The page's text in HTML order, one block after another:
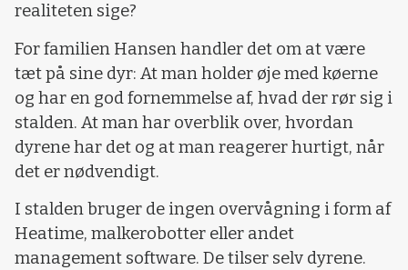
realiteten sige?
For familien Hansen handler det om at være
tæt på sine dyr: At man holder øje med køerne
og har en god fornemmelse af, hvad der rør sig i
stalden. At man har overblik over, hvordan
dyrene har det og at man reagerer hurtigt, når
det er nødvendigt.
I stalden bruger de ingen overvågning i form af
Heatime, malkerobotter eller andet
management software. De tilser selv dyrene.